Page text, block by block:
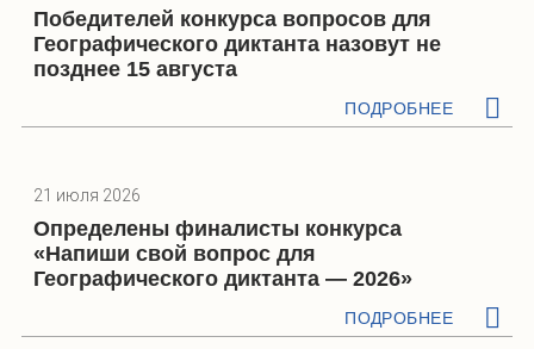
Победителей конкурса вопросов для
Географического диктанта назовут не
позднее 15 августа
ПОДРОБНЕЕ
21 июля 2026
Определены финалисты конкурса
«Напиши свой вопрос для
Географического диктанта — 2026»
ПОДРОБНЕЕ